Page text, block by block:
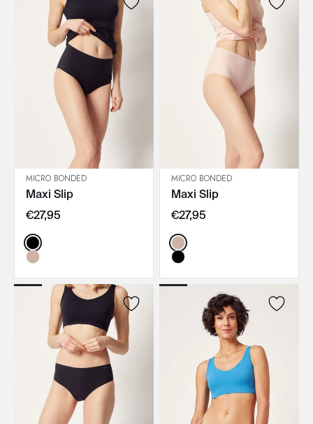
IN DEN WARENKORB
MICRO BONDED
Maxi Slip
€27,95
Color:
IN DEN WARENKORB
MICRO BONDED
Maxi Slip
€27,95
Color: